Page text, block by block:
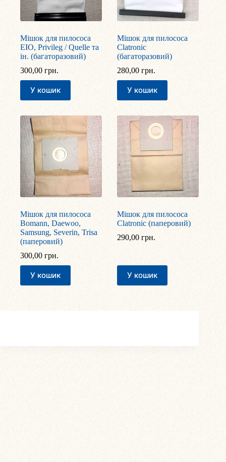
Мішок для пилососа
EIO, Privileg / Quelle та
ін. (багаторазовий)
300,00 грн.
У кошик
Мішок для пилососа
Clatronic
(багаторазовий)
280,00грн.
У кошик
Мішок для пилососа
Bomann, Daewoo,
Samsung, Severin, Trisa
(паперовий)
300,00 грн.
У кошик
Мішок для пилососа
Clatronic (паперовий)
290,00грн.
У кошик